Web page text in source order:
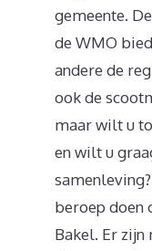
gemeente.
de WMO
andere de
ook de
maar wilt u
en wilt u
beroep doen
Bakel. Er zijn